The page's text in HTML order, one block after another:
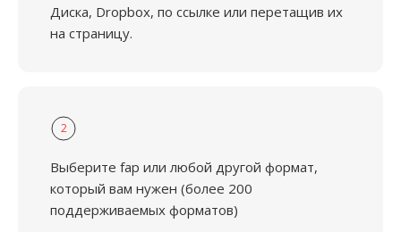
Диска, Dropbox, по ссылке или перетащив их
на страницу.
2
Выберите fap или любой другой формат,
который вам нужен (более 200
поддерживаемых форматов)